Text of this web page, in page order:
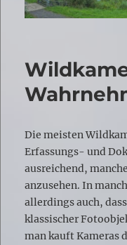
Die meisten
Erfassungs- und
ausreichend,
anzusehen. In
allerdings auch,
klassischer
man kauft Kameras